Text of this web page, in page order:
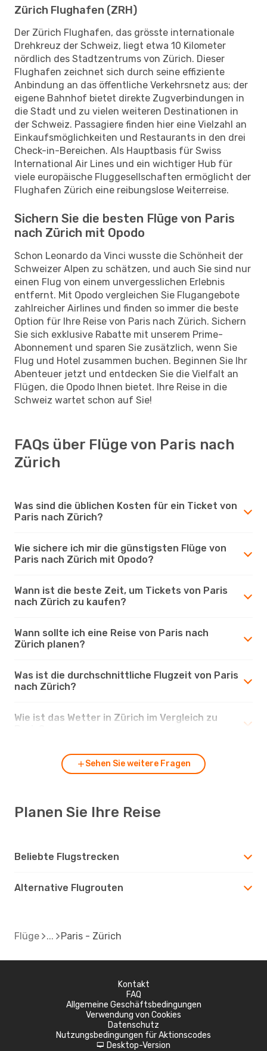
Zürich Flughafen (ZRH)
Der Zürich Flughafen, das grösste internationale
Drehkreuz der Schweiz, liegt etwa 10 Kilometer
nördlich des Stadtzentrums von Zürich. Dieser
Flughafen zeichnet sich durch seine effiziente
Anbindung an das öffentliche Verkehrsnetz aus; der
eigene Bahnhof bietet direkte Zugverbindungen in
die Stadt und zu vielen weiteren Destinationen in
der Schweiz. Passagiere finden hier eine Vielzahl an
Einkaufsmöglichkeiten und Restaurants in den drei
Check-in-Bereichen. Als Hauptbasis für Swiss
International Air Lines und ein wichtiger Hub für
viele europäische Fluggesellschaften ermöglicht der
Flughafen Zürich eine reibungslose Weiterreise.
Sichern Sie die besten Flüge von Paris
nach Zürich mit Opodo
Schon Leonardo da Vinci wusste die Schönheit der
Schweizer Alpen zu schätzen, und auch Sie sind nur
einen Flug von einem unvergesslichen Erlebnis
entfernt. Mit Opodo vergleichen Sie Flugangebote
zahlreicher Airlines und finden so immer die beste
Option für Ihre Reise von Paris nach Zürich. Sichern
Sie sich exklusive Rabatte mit unserem Prime-
Abonnement und sparen Sie zusätzlich, wenn Sie
Flug und Hotel zusammen buchen. Beginnen Sie Ihr
Abenteuer jetzt und entdecken Sie die Vielfalt an
Flügen, die Opodo Ihnen bietet. Ihre Reise in die
Schweiz wartet schon auf Sie!
FAQs über Flüge von Paris nach
Zürich
Was sind die üblichen Kosten für ein Ticket von
Paris nach Zürich?
Wie sichere ich mir die günstigsten Flüge von
Paris nach Zürich mit Opodo?
Wann ist die beste Zeit, um Tickets von Paris
nach Zürich zu kaufen?
Wann sollte ich eine Reise von Paris nach
Zürich planen?
Was ist die durchschnittliche Flugzeit von Paris
nach Zürich?
Wie ist das Wetter in Zürich im Vergleich zu
Sehen Sie weitere Fragen
Planen Sie Ihre Reise
Beliebte Flugstrecken
Alternative Flugrouten
Flüge Paris - Zürich
Kontakt
FAQ
Allgemeine Geschäftsbedingungen
Verwendung von Cookies
Datenschutz
Nutzungsbedingungen für Aktionscodes
d Desktop-Version